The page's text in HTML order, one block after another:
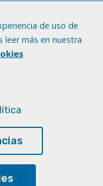
de uso de
leer más en nuestra